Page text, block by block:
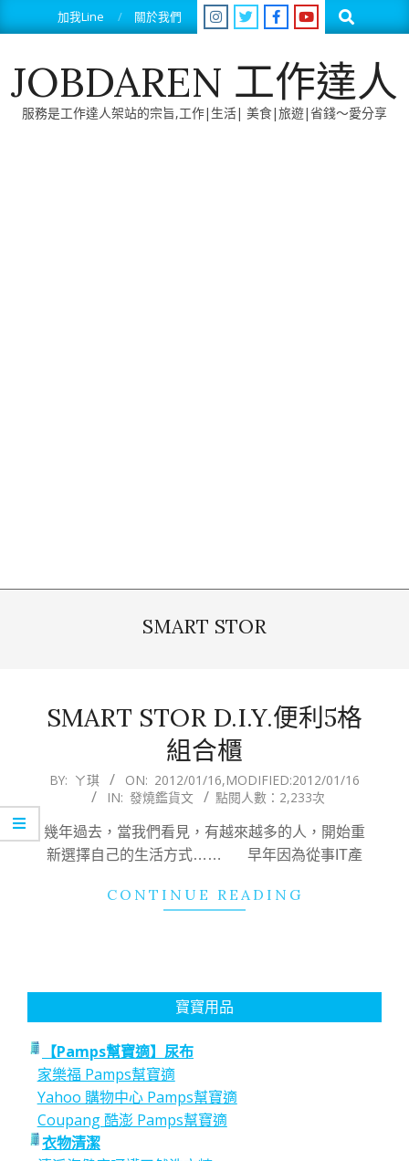
to
加我Line 關於我們 Search
JOBDAREN 工作達人
服務是工作達人架站的宗旨,工作|生活| 美食|旅遊|省錢～愛分享
SMART STOR
SMART STOR D.I.Y.便利5格
組合櫃
2012-
16
BY: ㄚ琪 ON: 2012/01/16,MODIFIED:2012/01/16
IN: 發燒鑑貨文 點閱人數：2,233次
幾年過去，當我們看見，有越來越多的人，開始重
新選擇自己的生活方式…… 早年因為從事IT產
CONTINUE READING
寶寶用品
【Pamps幫寶適】尿布
家樂福 Pamps幫寶適
Yahoo 購物中心 Pamps幫寶適
Coupang 酷澎 Pamps幫寶適
衣物清潔